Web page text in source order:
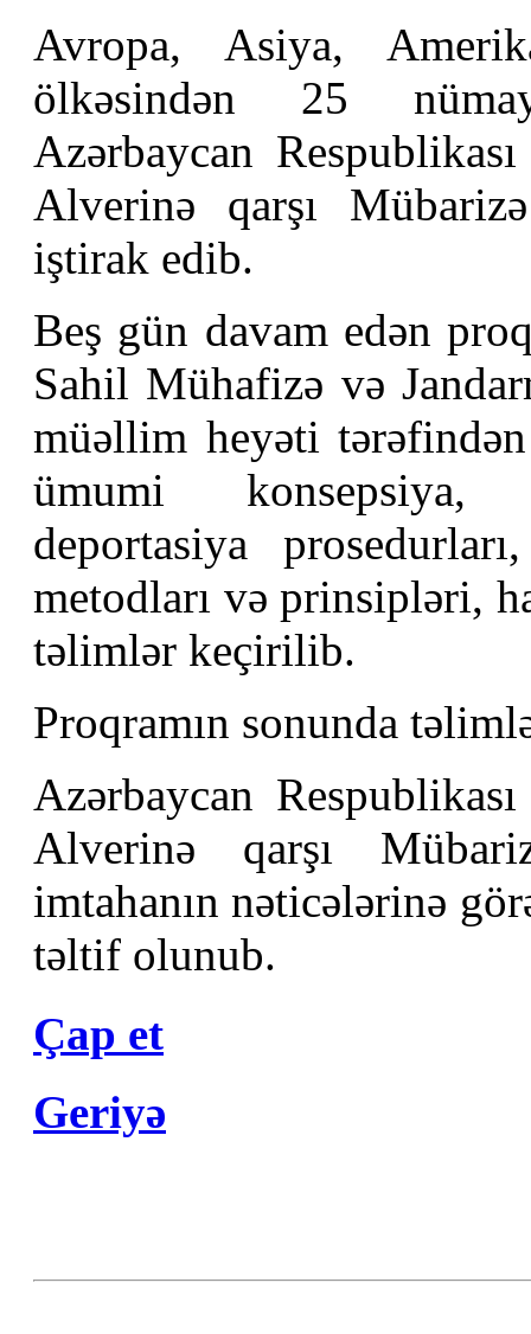
Avropa, Asiya,
ölkəsindən 25
Azərbaycan
Alverinə qarşı
iştirak edib.
Beş gün davam edən
Sahil Mühafizə və
müəllim heyəti
ümumi konsepsiya,
deportasiya
metodları və prinsipləri,
təlimlər keçirilib.
Proqramın sonunda
Azərbaycan
Alverinə qarşı
imtahanın nəticələrinə
təltif olunub.
Çap et
Geriyə